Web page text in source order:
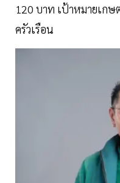
120 บาท เป้าหมายเกษ
ครัวเรือน